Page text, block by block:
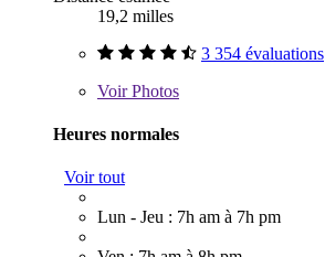
19,2 milles
3 354 évaluations
VoirPhotos
Heures normales
Voir tout
Lun - Jeu : 7h am à 7h pm